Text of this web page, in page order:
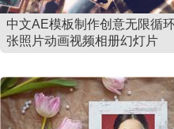
中文AE模板制作创意无限循
张照片动画视频相册幻灯片